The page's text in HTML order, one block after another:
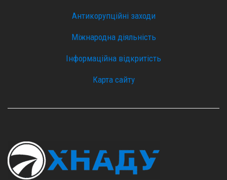
Антикорупційні заходи
Міжнародна діяльність
Інформаційна відкритість
Карта сайту